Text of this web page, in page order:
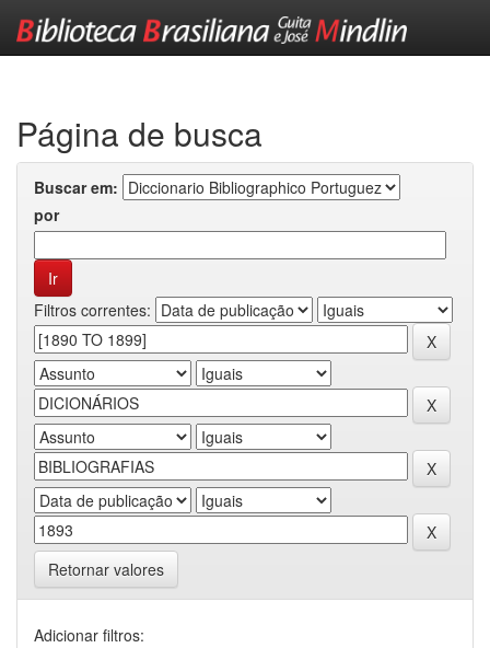
Página de busca
Buscar em:
por
Filtros correntes:
Retornar valores
Adicionar filtros: